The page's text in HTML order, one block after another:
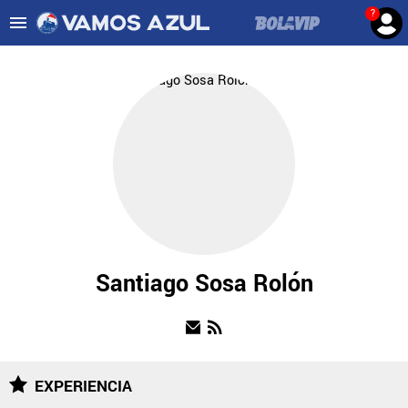
?
FUERZAS BÁSICASSantiago Sosa Rolón
EXPERIENCIA